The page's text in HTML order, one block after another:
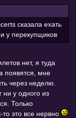
сказала ехать
у перекупщиков
нет, я туда
появятся, мне
через неделю.
у одного из
Только
это все нервно